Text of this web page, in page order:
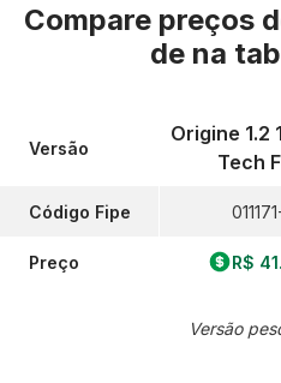
Compare preços
de na
Versão
Código Fipe
Preço
Origine 1.2
Tech
R$
Versão